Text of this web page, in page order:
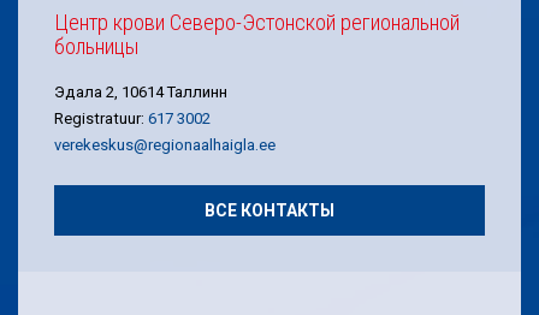
Центр крови Северо-Эстонской региональной
больницы
Эдала 2, 10614 Таллинн
Registratuur: 617 3002
verekeskus@regionaalhaigla.ee
ВСЕ КОНТАКТЫ